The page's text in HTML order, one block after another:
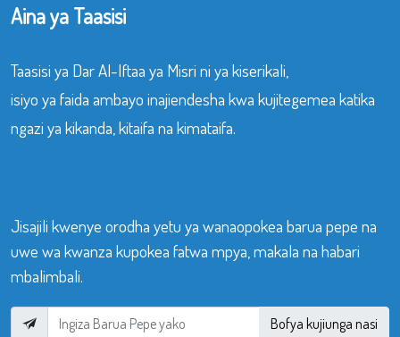
Aina ya Taasisi
Taasisi ya Dar Al-Iftaa ya Misri ni ya kiserikali,
isiyo ya faida ambayo inajiendesha kwa kujitegemea katika
ngazi ya kikanda, kitaifa na kimataifa.
Jisajili kwenye orodha yetu ya wanaopokea barua pepe na
uwe wa kwanza kupokea fatwa mpya, makala na habari
mbalimbali.
Bofya kujiunga nasi